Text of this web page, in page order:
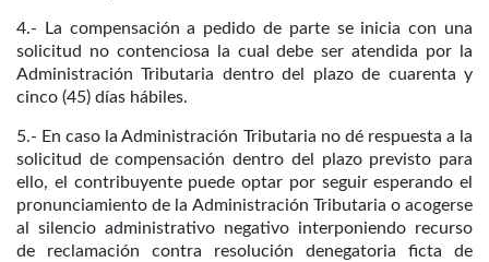
4.- La compensación a pedido de parte se inicia con una
solicitud no contenciosa la cual debe ser atendida por la
Administración Tributaria dentro del plazo de cuarenta y
cinco (45) días hábiles.
5.- En caso la Administración Tributaria no dé respuesta a la
solicitud de compensación dentro del plazo previsto para
ello, el contribuyente puede optar por seguir esperando el
pronunciamiento de la Administración Tributaria o acogerse
al silencio administrativo negativo interponiendo recurso
de reclamación contra resolución denegatoria ficta de